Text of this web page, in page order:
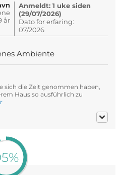
år
Anmeldt: 1 uke siden
(29/07/2026)
Dato for erfaring:
07/2026
Ambiente
sich die Zeit genommen haben,
Haus so ausführlich zu